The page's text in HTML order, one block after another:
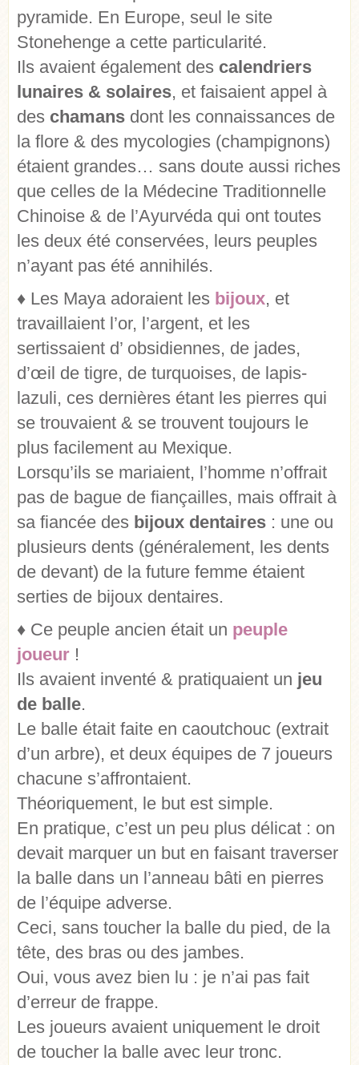
pyramide. En Europe, seul le site
Stonehenge a cette particularité.
Ils avaient également des calendriers
lunaires & solaires, et faisaient appel à
des chamans dont les connaissances de
la flore & des mycologies (champignons)
étaient grandes… sans doute aussi riches
que celles de la Médecine Traditionnelle
Chinoise & de l’Ayurvéda qui ont toutes
les deux été conservées, leurs peuples
n’ayant pas été annihilés.
♦ Les Maya adoraient les bijoux, et
travaillaient l’or, l’argent, et les
sertissaient d’ obsidiennes, de jades,
d’œil de tigre, de turquoises, de lapis-
lazuli, ces dernières étant les pierres qui
se trouvaient & se trouvent toujours le
plus facilement au Mexique.
Lorsqu’ils se mariaient, l’homme n’offrait
pas de bague de fiançailles, mais offrait à
sa fiancée des bijoux dentaires : une ou
plusieurs dents (généralement, les dents
de devant) de la future femme étaient
serties de bijoux dentaires.
♦ Ce peuple ancien était un peuple
joueur !
Ils avaient inventé & pratiquaient un jeu
de balle.
Le balle était faite en caoutchouc (extrait
d’un arbre), et deux équipes de 7 joueurs
chacune s’affrontaient.
Théoriquement, le but est simple.
En pratique, c’est un peu plus délicat : on
devait marquer un but en faisant traverser
la balle dans un l’anneau bâti en pierres
de l’équipe adverse.
Ceci, sans toucher la balle du pied, de la
tête, des bras ou des jambes.
Oui, vous avez bien lu : je n’ai pas fait
d’erreur de frappe.
Les joueurs avaient uniquement le droit
de toucher la balle avec leur tronc.